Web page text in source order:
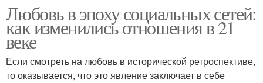
Любовь в эпоху социальных сетей:
как изменились отношения в 21
веке
Если смотреть на любовь в исторической ретроспективе,
то оказывается, что это явление заключает в себе